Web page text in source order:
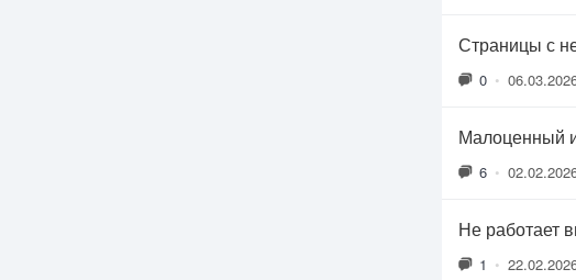
Страницы с
0 •
Малоценный
6 •
Не работает
1 •